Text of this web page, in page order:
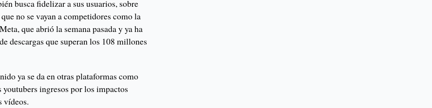
busca fidelizar a sus usuarios, sobre
no se vayan a competidores como la
que abrió la semana pasada y ya ha
descargas que superan los 108 millones
ya se da en otras plataformas como
ingresos por los impactos
vídeos.